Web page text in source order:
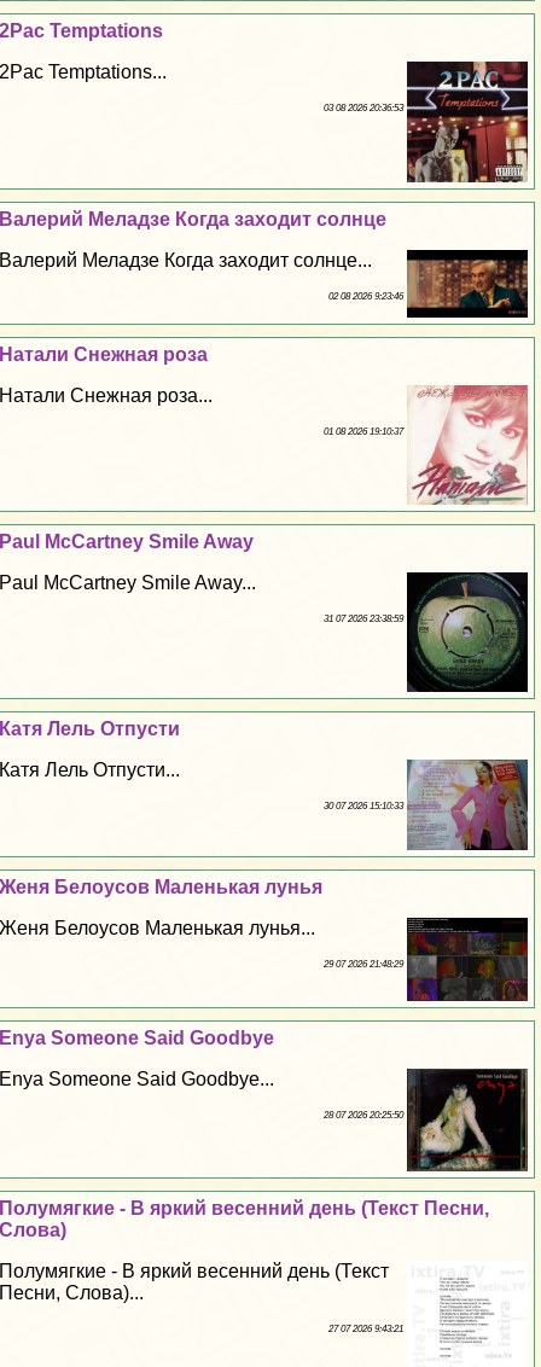
2Pac Temptations
2Pac Temptations...
03 08 2026 20:36:53
Валерий Меладзе Когда заходит солнце
Валерий Меладзе Когда заходит солнце...
02 08 2026 9:23:46
Натали Снежная роза
Натали Снежная роза...
01 08 2026 19:10:37
Paul McCartney Smile Away
Paul McCartney Smile Away...
31 07 2026 23:38:59
Катя Лель Отпусти
Катя Лель Отпусти...
30 07 2026 15:10:33
Женя Белоусов Маленькая лунья
Женя Белоусов Маленькая лунья...
29 07 2026 21:48:29
Enya Someone Said Goodbye
Enya Someone Said Goodbye...
28 07 2026 20:25:50
Полумягкие - В яркий весенний день (Текст Песни,
Слова)
Полумягкие - В яркий весенний день (Текст
Песни, Слова)...
27 07 2026 9:43:21